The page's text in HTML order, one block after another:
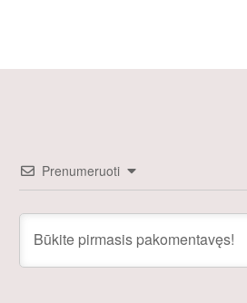
Prenumeruoti